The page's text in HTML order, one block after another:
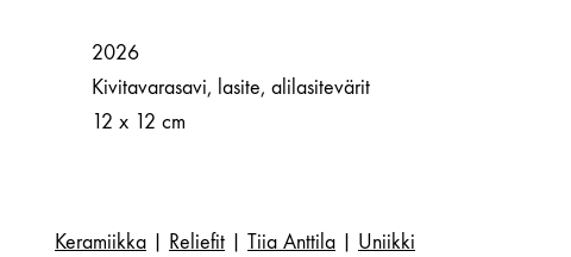
2026
Kivitavarasavi, lasite, alilasitevärit
12 x 12 cm
Keramiikka Reliefit Tiia Anttila Uniikki